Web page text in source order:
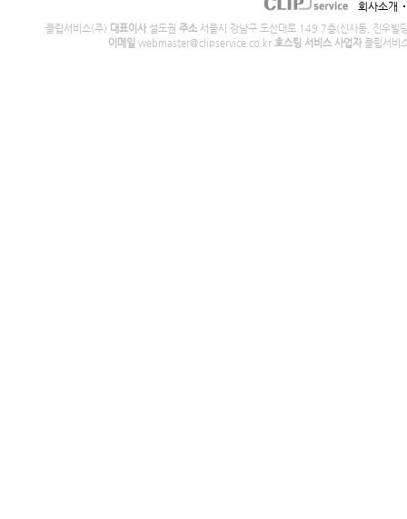
회사소개
클립서비스(주) 대표이사설도권 주소서울시 강남구 도산대로 149 7층(신사동, 진우빌
이메일 webmaster@clipservice.co.kr 호스팅 서비스 사업자클립서비